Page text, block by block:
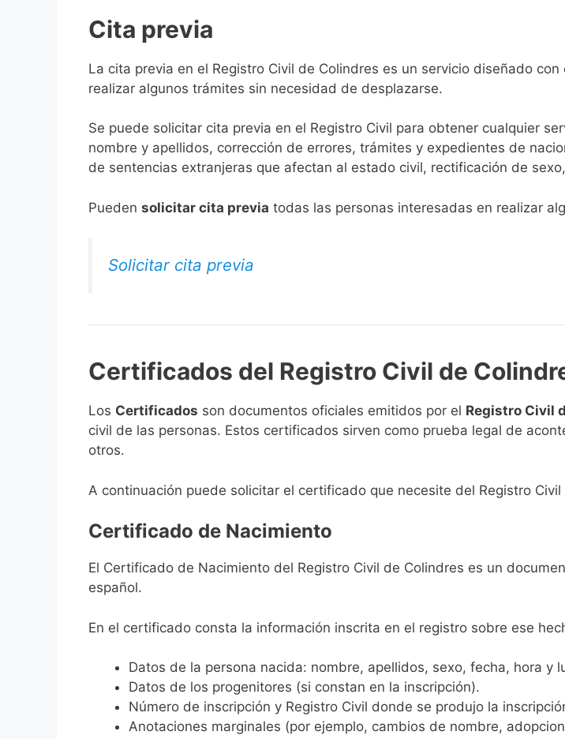
Cita previa
​​​​​​​​​​​​​​​​​​​​​​​​​​​​La cita previa en el Registro Civil de Colindres es un servicio diseñado
realizar algunos trámites sin necesidad de desplazarse.​
Se puede solicitar cita previa en el Registro Civil para obtener cualquier
nombre y apellidos, corrección de errores, trámites y expedientes de
de sentencias extranjeras que afectan al estado civil, rectificación de
​Pueden solicitar cita previa todas las personas interesadas en realizar
Solicitar cita previa
Certificados del Registro Civil de
Los Certificados son documentos oficiales emitidos por el Registro Civil
civil de las personas. Estos certificados sirven como prueba legal de
otros.
A continuación puede solicitar el certificado que necesite del Registro Civil
Certificado de Nacimiento
El Certificado de Nacimiento del Registro Civil de Colindres es un
español.
En el certificado consta la información inscrita en el registro sobre ese
Datos de la persona nacida: nombre, apellidos, sexo, fecha, hora y
Datos de los progenitores (si constan en la inscripción).
Número de inscripción y Registro Civil donde se produjo la
Anotaciones marginales (por ejemplo, cambios de nombre,